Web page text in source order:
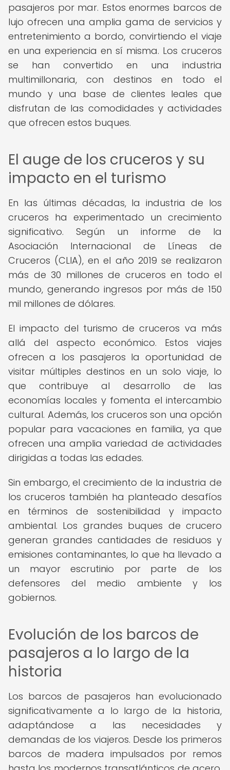
pasajeros por mar. Estos enormes barcos de
lujo ofrecen una amplia gama de servicios y
entretenimiento a bordo, convirtiendo el viaje
en una experiencia en sí misma. Los cruceros
se han convertido en una industria
multimillonaria, con destinos en todo el
mundo y una base de clientes leales que
disfrutan de las comodidades y actividades
que ofrecen estos buques.
El auge de los cruceros y su
impacto en el turismo
En las últimas décadas, la industria de los
cruceros ha experimentado un crecimiento
significativo. Según un informe de la
Asociación Internacional de Líneas de
Cruceros (CLIA), en el año 2019 se realizaron
más de 30 millones de cruceros en todo el
mundo, generando ingresos por más de 150
mil millones de dólares.
El impacto del turismo de cruceros va más
allá del aspecto económico. Estos viajes
ofrecen a los pasajeros la oportunidad de
visitar múltiples destinos en un solo viaje, lo
que contribuye al desarrollo de las
economías locales y fomenta el intercambio
cultural. Además, los cruceros son una opción
popular para vacaciones en familia, ya que
ofrecen una amplia variedad de actividades
dirigidas a todas las edades.
Sin embargo, el crecimiento de la industria de
los cruceros también ha planteado desafíos
en términos de sostenibilidad y impacto
ambiental. Los grandes buques de crucero
generan grandes cantidades de residuos y
emisiones contaminantes, lo que ha llevado a
un mayor escrutinio por parte de los
defensores del medio ambiente y los
gobiernos.
Evolución de los barcos de
pasajeros a lo largo de la
historia
Los barcos de pasajeros han evolucionado
significativamente a lo largo de la historia,
adaptándose a las necesidades y
demandas de los viajeros. Desde los primeros
barcos de madera impulsados por remos